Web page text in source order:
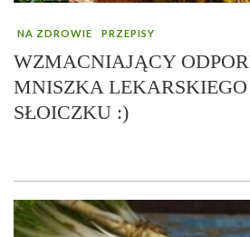
NA ZDROWIE PRZEPISY
WZMACNIAJĄCY
MNISZKA
SŁOICZKU :)